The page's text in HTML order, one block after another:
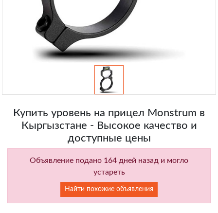
Купить уровень на прицел Monstrum в
Кыргызстане - Высокое качество и
доступные цены
Объявление подано 164 дней назад и могло
устареть
Найти похожие объявления